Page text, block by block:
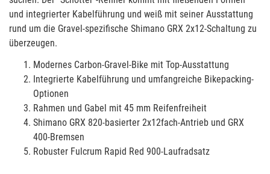
und integrierter Kabelführung und weiß mit seiner Ausstattung
rund um die Gravel-spezifische Shimano GRX 2x12-Schaltung zu
überzeugen.
Modernes Carbon-Gravel-Bike mit Top-Ausstattung
Integrierte Kabelführung und umfangreiche Bikepacking-
Optionen
Rahmen und Gabel mit 45 mm Reifenfreiheit
Shimano GRX 820-basierter 2x12fach-Antrieb und GRX
400-Bremsen
Robuster Fulcrum Rapid Red 900-Laufradsatz